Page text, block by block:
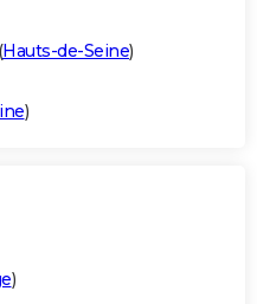
(Hauts-de-Seine)
)
)